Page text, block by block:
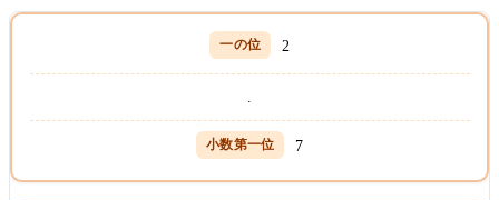
2
.
7